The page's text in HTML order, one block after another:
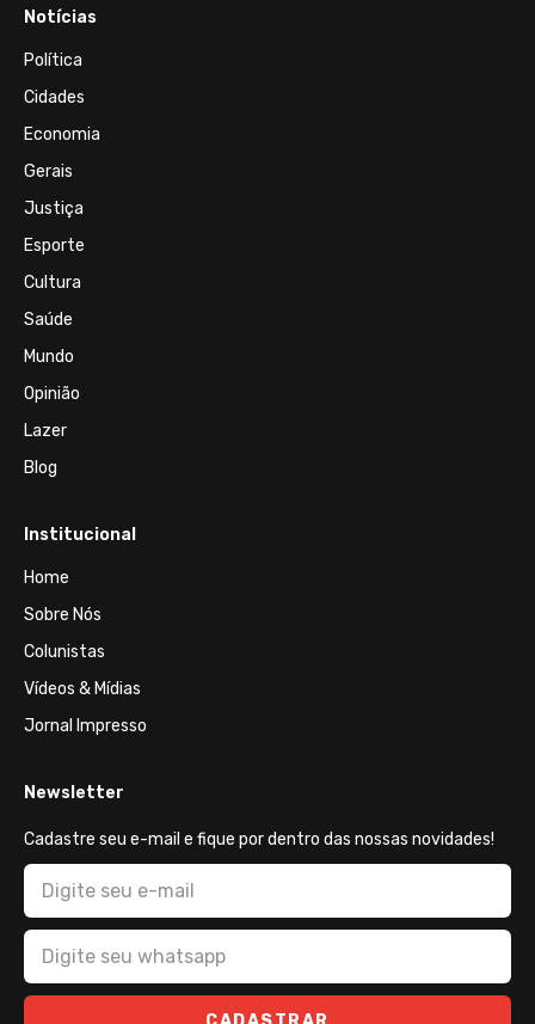
Notícias
Política
Cidades
Economia
Gerais
Justiça
Esporte
Cultura
Saúde
Mundo
Opinião
Lazer
Blog
Institucional
Home
Sobre Nós
Colunistas
Vídeos & Mídias
Jornal Impresso
Newsletter
Cadastre seu e-mail e fique por dentro das nossas novidades!